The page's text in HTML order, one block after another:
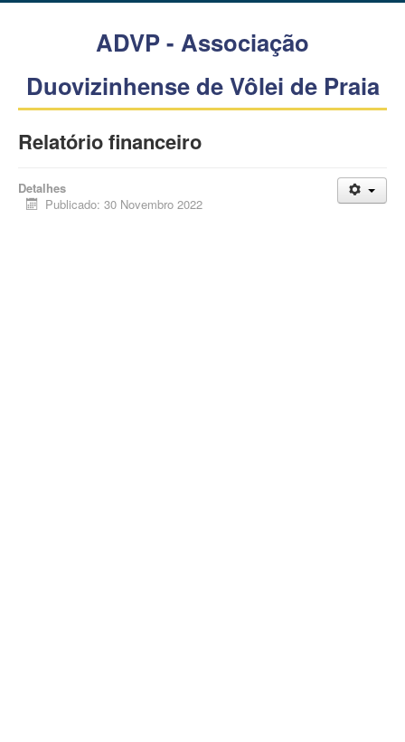
ADVP - Associação
Duovizinhense de Vôlei de Praia
Relatório financeiro
Detalhes
Publicado: 30 Novembro 2022